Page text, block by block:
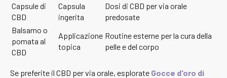
Capsule di
CBD
Capsula
ingerita
Dosi di CBD per via orale
predosate
Balsamo o
pomata al
CBD
Applicazione
topica
Routine esterne per la cura della
pelle e del corpo
Se preferite il CBD per via orale, esplorate Gocce d'oro di